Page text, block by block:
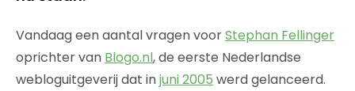
Vandaag een aantal vragen voorStephan Fellinger
oprichter van Blogo.nl, de eerste Nederlandse
webloguitgeverij dat injuni 2005 werd gelanceerd.